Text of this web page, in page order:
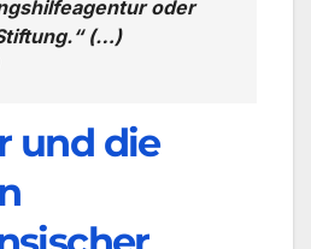
oder
(…)
und die